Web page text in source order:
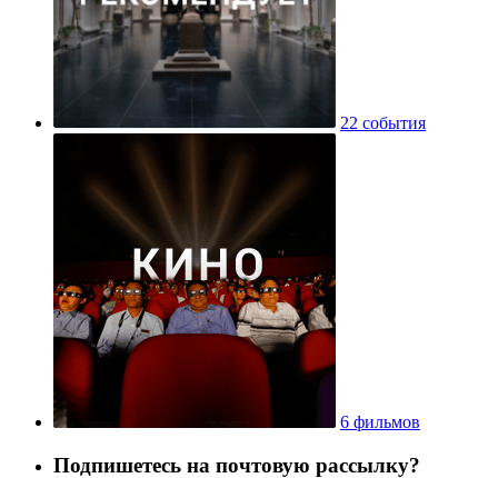
22 события
6 фильмов
Подпишетесь на почтовую рассылку?